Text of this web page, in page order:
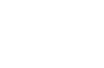
section visibility